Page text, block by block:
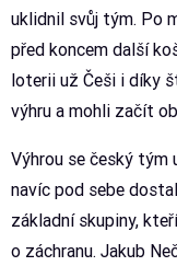
uklidnil svůj tým. Po
před koncem další
loterii už Češi i díky
výhru a mohli začít
Výhrou se český
navíc pod sebe
základní skupiny,
o záchranu. Jakub